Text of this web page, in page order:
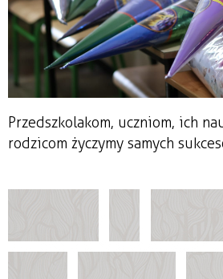
Przedszkolakom, uczniom, ich
rodzicom życzymy samych